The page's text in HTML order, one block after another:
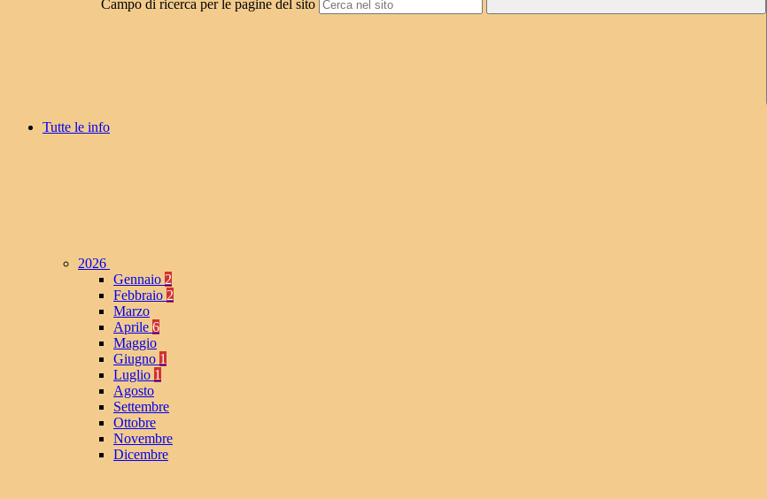
Campo di ricerca per le pagine del sito
Tutte le info
2026
Gennaio 2
Febbraio 2
Marzo
Aprile 6
Maggio
Giugno 1
Luglio 1
Agosto
Settembre
Ottobre
Novembre
Dicembre